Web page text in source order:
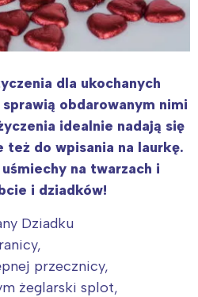
dla ukochanych
obdarowanym nimi
idealnie nadają się
do wpisania na laurkę.
uśmiechy na twarzach i
i dziadków!
Dziadku
przecznicy,
żeglarski splot,